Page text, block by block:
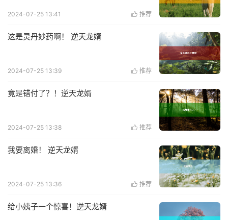
 推荐
2024-07-25 13:41
这是灵丹妙药啊！ 逆天龙婿
 推荐
2024-07-25 13:39
竟是错付了？！逆天龙婿
 推荐
2024-07-25 13:38
我要离婚！ 逆天龙婿
 推荐
2024-07-25 13:36
给小姨子一个惊喜！逆天龙婿